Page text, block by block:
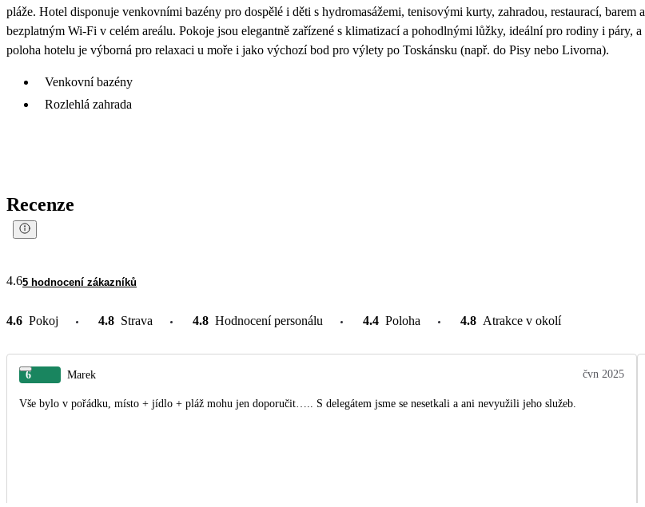
pláže. Hotel disponuje venkovními bazény pro dospělé i děti s hydromasážemi, tenisovými kurty, zahradou, restaurací, barem a
bezplatným Wi-Fi v celém areálu. Pokoje jsou elegantně zařízené s klimatizací a pohodlnými lůžky, ideální pro rodiny i páry, a
poloha hotelu je výborná pro relaxaci u moře i jako výchozí bod pro výlety po Toskánsku (např. do Pisy nebo Livorna).
Venkovní bazény
Rozlehlá zahrada
Recenze
4.65 hodnocení zákazníků
4.6 Pokoj 4.8 Strava 4.8 Hodnocení personálu 4.4 Poloha 4.8 Atrakce v okolí
6 Marek čvn 2025
Vše bylo v pořádku, místo + jídlo + pláž mohu jen doporučit….. S delegátem jsme se nesetkali a ani nevyužili jeho služeb.